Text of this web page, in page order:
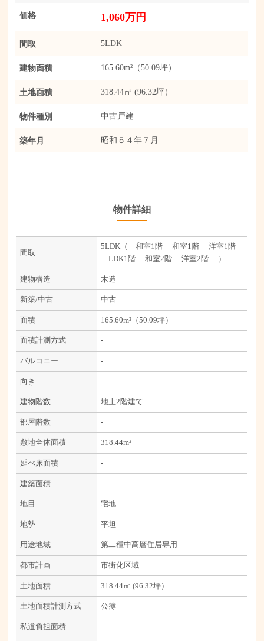
価格 1,060万円
間取 5LDK
建物面積 165.60m²（50.09坪）
土地面積 318.44㎡ (96.32坪）
物件種別 中古戸建
築年月 昭和５４年７月
物件詳細
間取
5LDK（ 和室1階 和室1階 洋室1階
LDK1階 和室2階 洋室2階 ）
建物構造 木造
新築/中古 中古
面積 165.60m²（50.09坪）
面積計測方式 -
バルコニー -
向き -
建物階数 地上2階建て
部屋階数 -
敷地全体面積 318.44m²
延べ床面積 -
建築面積 -
地目 宅地
地勢 平坦
用途地域 第二種中高層住居専用
都市計画 市街化区域
土地面積 318.44㎡ (96.32坪）
土地面積計測方式 公簿
私道負担面積 -